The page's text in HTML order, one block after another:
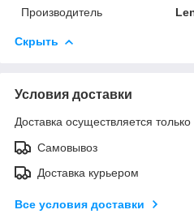
Производитель
Скрыть
Условия доставки
Доставка осуществляется
Самовывоз
Доставка курьером
Все условия доставки